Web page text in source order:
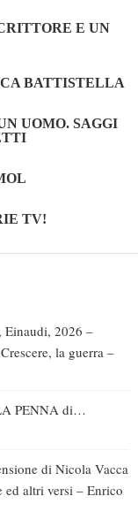
E UN
BATTISTELLA
UOMO. SAGGI
TV!
Einaudi, 2026 –
Crescere, la guerra –
PENNA di…
di Nicola Vacca
ed altri versi – Enrico